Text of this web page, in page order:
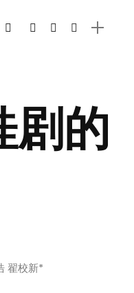
剧的
翟校新*